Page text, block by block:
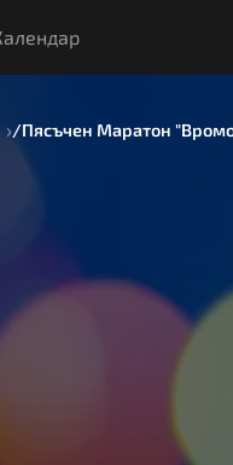
Пясъчен Маратон